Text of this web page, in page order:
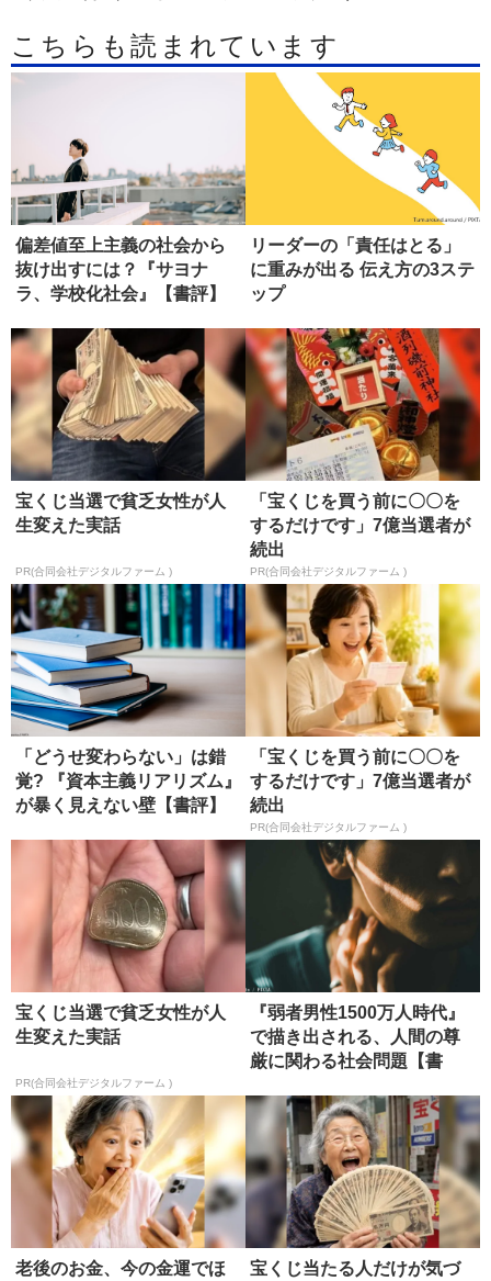
こちらも読まれています
偏差値至上主義の社会から
抜け出すには？『サヨナ
ラ、学校化社会』【書評】
リーダーの「責任はとる」
に重みが出る 伝え方の3ステ
ップ
宝くじ当選で貧乏女性が人
生変えた実話
PR(合同会社デジタルファーム )
「宝くじを買う前に〇〇を
するだけです」7億当選者が
続出
PR(合同会社デジタルファーム )
「どうせ変わらない」は錯
覚? 『資本主義リアリズム』
が暴く見えない壁【書評】
「宝くじを買う前に〇〇を
するだけです」7億当選者が
続出
PR(合同会社デジタルファーム )
宝くじ当選で貧乏女性が人
生変えた実話
PR(合同会社デジタルファーム )
『弱者男性1500万人時代』
で描き出される、人間の尊
厳に関わる社会問題【書
老後のお金、今の金運でほ
宝くじ当たる人だけが気づ